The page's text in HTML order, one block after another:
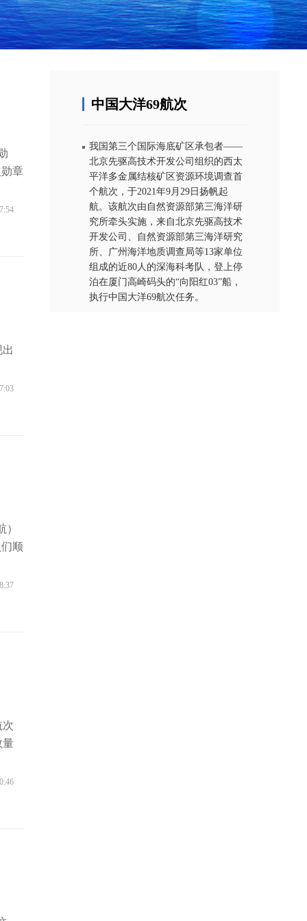
章
顺
次
量
中国大洋69航次
我国第三个国际海底矿区承包者——
北京先驱高技术开发公司组织的西太
平洋多金属结核矿区资源环境调查首
个航次，于2021年9月29日扬帆起
航。该航次由自然资源部第三海洋研
究所牵头实施，来自北京先驱高技术
开发公司、自然资源部第三海洋研究
所、广州海洋地质调查局等13家单位
组成的近80人的深海科考队，登上停
泊在厦门高崎码头的“向阳红03”船，
执行中国大洋69航次任务。